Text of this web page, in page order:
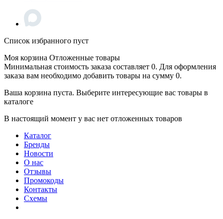
Список избранного пуст
Моя корзина Отложенные товары
Минимальная стоимость заказа составляет 0. Для оформления
заказа вам необходимо добавить товары на сумму 0.
Ваша корзина пуста. Выберите интересующие вас товары в
каталоге
В настоящий момент у вас нет отложенных товаров
Каталог
Бренды
Новости
О нас
Отзывы
Промокоды
Контакты
Схемы